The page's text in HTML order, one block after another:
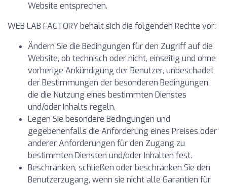
Website entsprechen.
WEB LAB FACTORY behält sich die folgenden Rechte vor:
Ändern Sie die Bedingungen für den Zugriff auf die
Website, ob technisch oder nicht, einseitig und ohne
vorherige Ankündigung der Benutzer, unbeschadet
der Bestimmungen der besonderen Bedingungen,
die die Nutzung eines bestimmten Dienstes
und/oder Inhalts regeln.
Legen Sie besondere Bedingungen und
gegebenenfalls die Anforderung eines Preises oder
anderer Anforderungen für den Zugang zu
bestimmten Diensten und/oder Inhalten fest.
Beschränken, schließen oder beschränken Sie den
Benutzerzugang, wenn sie nicht alle Garantien für